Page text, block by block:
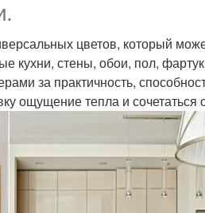
цветов, который
кухни, стены, обои, пол,
за практичность,
ощущение тепла и сочетаться